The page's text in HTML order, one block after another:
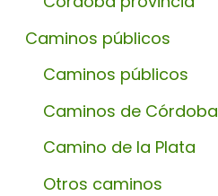
Caminos públicos
Caminos públicos
Caminos de Córdoba
Camino de la Plata
Otros caminos